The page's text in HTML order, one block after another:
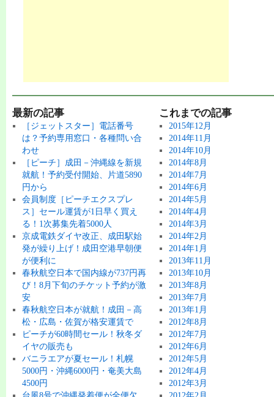
最新の記事
［ジェットスター］電話番号
は？予約専用窓口・各種問い合
わせ
［ピーチ］成田－沖縄線を新規
就航！予約受付開始、片道5890
円から
会員制度［ピーチエクスプレ
ス］セール運賃が1日早く買え
る！1次募集先着5000人
京成電鉄ダイヤ改正、成田駅始
発が繰り上げ！成田空港早朝便
が便利に
春秋航空日本で国内線が737円再
び！8月下旬のチケット予約が激
安
春秋航空日本が就航！成田－高
松・広島・佐賀が格安運賃で
ピーチが60時間セール！秋冬ダ
イヤの販売も
バニラエアが夏セール！札幌
5000円・沖縄6000円・奄美大島
4500円
これまでの記事
2015年12月
2014年11月
2014年10月
2014年8月
2014年7月
2014年6月
2014年5月
2014年4月
2014年3月
2014年2月
2014年1月
2013年11月
2013年10月
2013年8月
2013年7月
2013年1月
2012年8月
2012年7月
2012年6月
2012年5月
2012年4月
2012年3月